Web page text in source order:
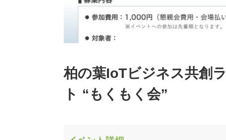
柏の葉IoTビジネス共創
ト “もくもく会”